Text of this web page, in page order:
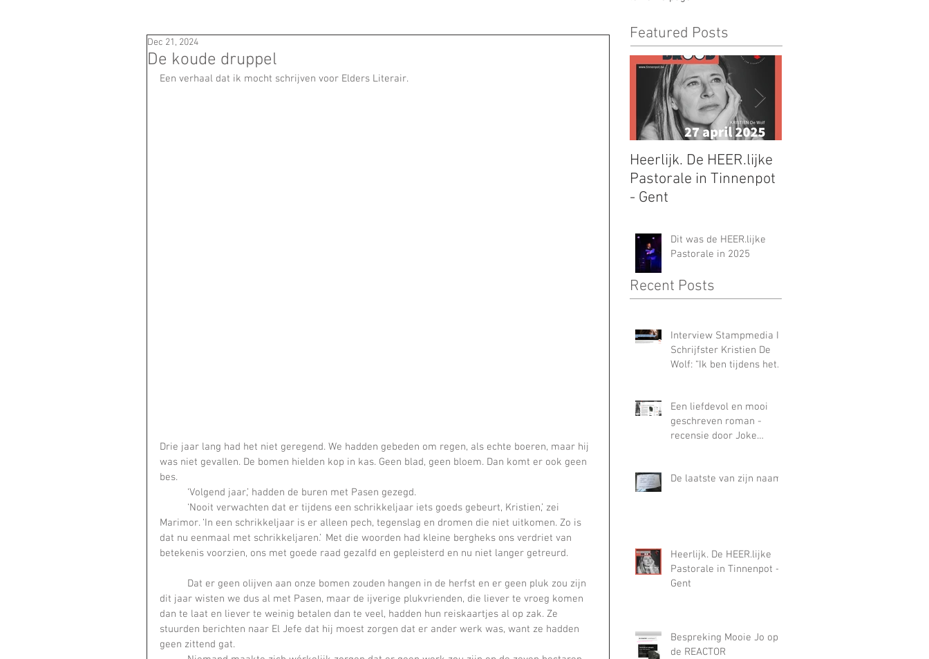
Dit was de HEER.lijke
Pastorale in 2025
Interview Stampmedia I
Schrijfster Kristien De
Wolf: “Ik ben tijdens het
waar alleen misbruik in
paste”
Een liefdevol en mooi
geschreven roman -
recensie door Joke
De laatste van zijn naam
Heerlijk. De HEER.lijke
Pastorale in Tinnenpot -
Gent
Bespreking Mooie Jo op
de REACTOR
Recent Posts
Heerlijk. De HEER.lijke
Pastorale in Tinnenpot
- Gent
Featured Posts
De koude druppel
Dec 21, 2024
Een verhaal dat ik mocht schrijven voor Elders Literair.
Drie jaar lang had het niet geregend. We hadden gebeden om regen, als echte boeren, maar hij
was niet gevallen. De bomen hielden kop in kas. Geen blad, geen bloem. Dan komt er ook geen
bes.
	‘Volgend jaar,’ hadden de buren met Pasen gezegd.
Marimor. ‘In een schrikkeljaar is er alleen pech, tegenslag en dromen die niet uitkomen. Zo is
dat nu eenmaal met schrikkeljaren.’ 	Met die woorden had kleine bergheks ons verdriet van
betekenis voorzien, ons met goede raad gezalfd en gepleisterd en nu niet langer getreurd.
dit jaar wisten we dus al met Pasen, maar de ijverige plukvrienden, die liever te vroeg komen
dan te laat en liever te weinig betalen dan te veel, hadden hun reiskaartjes al op zak. Ze
stuurden berichten naar El Jefe dat hij moest zorgen dat er ander werk was, want ze hadden
geen zittend gat.